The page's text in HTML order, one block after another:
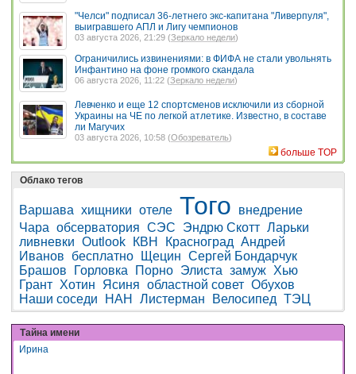
"Челси" подписал 36-летнего экс-капитана "Ливерпуля",
выигравшего АПЛ и Лигу чемпионов
03 августа 2026, 21:29 (Зеркало недели)
Ограничились извинениями: в ФИФА не стали увольнять
Инфантино на фоне громкого скандала
06 августа 2026, 11:22 (Зеркало недели)
Левченко и еще 12 спортсменов исключили из сборной
Украины на ЧЕ по легкой атлетике. Известно, в составе
ли Магучих
03 августа 2026, 10:58 (Обозреватель)
больше TOP
Облако тегов
Варшава хищники отеле Того
внедрение
Чара обсерватория СЭС Эндрю Скотт Ларьки
ливневки Outlook КВН Красноград Андрей
Иванов
бесплатно Щецин Сергей Бондарчук
Брашов
Горловка Порно Элиста замуж Хью
Грант Хотин Ясиня областной совет Обухов
Наши соседи
НАН Листерман Велосипед ТЭЦ
Тайна имени
Ирина